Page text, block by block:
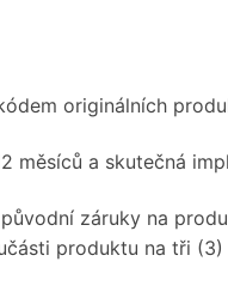
originálních
měsíců a skutečná
záruky na
produktu na tři